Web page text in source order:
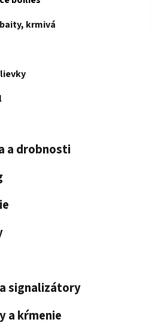
krmivá
a drobnosti
signalizátory
a kŕmenie